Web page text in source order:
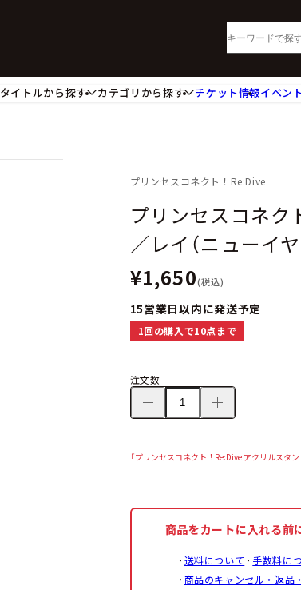
タイトルから探す
カテゴリから探す
カードスリーブ・カード収納ケース
アパレル小物
コミック・小説
チケット情報イベン
プリンセスコネクト！Re:Dive
プリンセスコネク
／レイ（ニューイヤ
¥1,650(税込)
15営業日以内に発送予定
1回の購入で10点まで
注文数
「プリンセスコネクト！Re:Dive アクリルスタン
商品をカートに入れる前
送料について 手数料に
商品のキャンセル・返品